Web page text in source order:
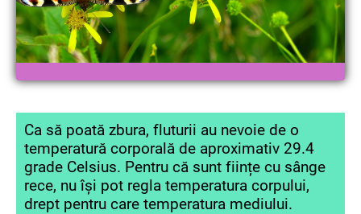
Ca să poată zbura, fluturii au nevoie de o
temperatură corporală de aproximativ 29.4
grade Celsius. Pentru că sunt ființe cu sânge
rece, nu își pot regla temperatura corpului,
drept pentru care temperatura mediului.